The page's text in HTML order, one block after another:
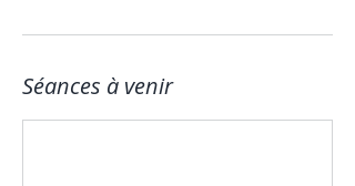
Séances à venir